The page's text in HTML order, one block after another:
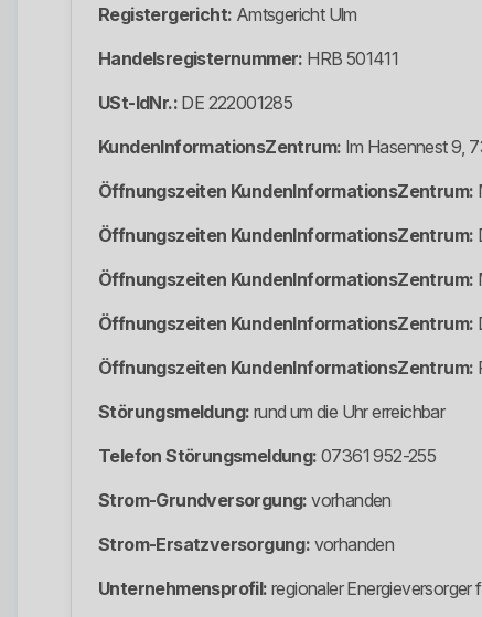
Registergericht: Amtsgericht Ulm
Handelsregisternummer: HRB 501411
USt-IdNr.: DE 222001285
KundenInformationsZentrum: Im Hasennest 9,
Öffnungszeiten KundenInformationsZentrum:
Öffnungszeiten KundenInformationsZentrum:
Öffnungszeiten KundenInformationsZentrum:
Öffnungszeiten KundenInformationsZentrum:
Öffnungszeiten KundenInformationsZentrum:
Störungsmeldung: rund um die Uhr erreichbar
Telefon Störungsmeldung: 07361 952-255
Strom-Grundversorgung: vorhanden
Strom-Ersatzversorgung: vorhanden
Unternehmensprofil: regionaler Energieversorger